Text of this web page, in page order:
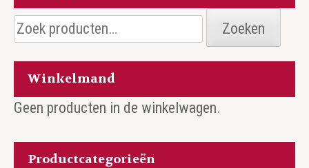
Zoeken
naar:
Zoeken
Winkelmand
Geen producten in de winkelwagen.
Productcategorieën